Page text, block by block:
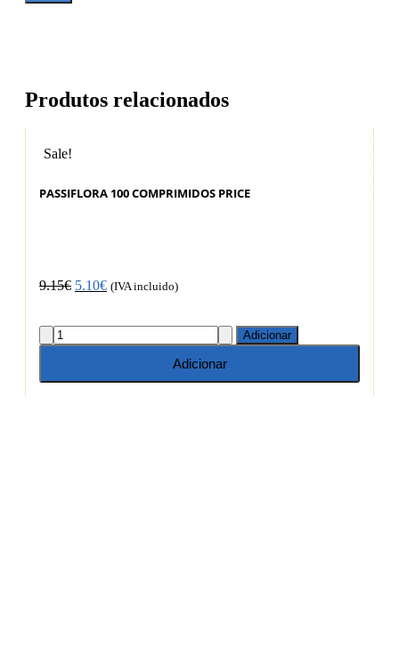
Produtos relacionados
Sale!
PASSIFLORA 100 COMPRIMIDOS PRICE
9.15€ 5.10€ (IVA incluido)
Adicionar
Adicionar